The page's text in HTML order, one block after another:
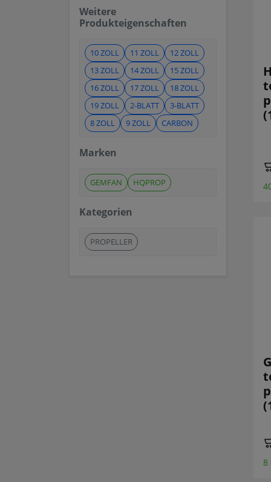
Weitere
Produkteigenschaften
10 ZOLL 11 ZOLL
12 ZOLL
13 ZOLL
14 ZOLL
15 ZOLL
16 ZOLL
17 ZOLL
18 ZOLL
19 ZOLL
2-BLATT
3-BLATT
8 ZOLL
9 ZOLL CARBON
Marken
GEMFAN HQPROP
Kategorien
PROPELLER
8